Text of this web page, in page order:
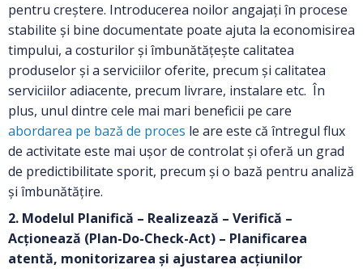
pentru creștere. Introducerea noilor angajați în procese
stabilite și bine documentate poate ajuta la economisirea
timpului, a costurilor și îmbunătățește calitatea
produselor și a serviciilor oferite, precum și calitatea
serviciilor adiacente, precum livrare, instalare etc. În
plus, unul dintre cele mai mari beneficii pe care
abordarea pe bază de proces le are este că întregul flux
de activitate este mai ușor de controlat și oferă un grad
de predictibilitate sporit, precum și o bază pentru analiză
și îmbunătățire.
2. Modelul Planifică – Realizează – Verifică –
Acționează (Plan-Do-Check-Act) – Planificarea
atentă, monitorizarea și ajustarea acțiunilor